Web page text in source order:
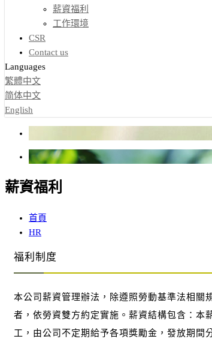
薪資福利
工作環境
CSR
Contact us
Languages
繁體中文
简体中文
English
薪資福利
首頁
HR
福利制度
本公司薪資管理辦法，除遵照勞動基準法相關
者，依勞資雙方約定實施。薪資結構包含：本
工，由公司不定期給予各項獎勵金，發放期間